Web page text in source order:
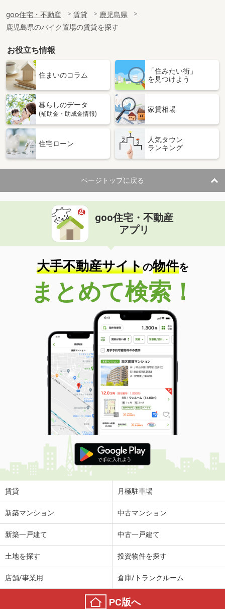
専有面積
32m²
間取り
1K
鹿児島県鹿児島市宇宿７丁目
価 格
6.30万円
鹿児島県鹿児島市宇宿７丁目
専有面積 58.86m²
間取り
鹿児島県霧島市隼人町松永２丁目
住 所
鹿児島県霧島市隼人町松永２丁目
専有面積 54.85m²
間取り
2LDK
鹿児島県霧島市国分広瀬４丁目
価 格
住 所
鹿児島県霧島市国分広瀬４丁目
専有面積 65m²
間取り
3LDK
鹿児島県鹿児島市光山１
価 格
5万円
鹿児島県鹿児島市光山１
46.49m²
間取り
2DK
鹿児島県薩摩川内市宮崎町
価 格
5.95万円
住 所
鹿児島県薩摩川内市宮崎町
専有面積 59.5m²
間取り
2LDK
鹿児島県鹿児島市東谷山２丁目
価 格
5.30万円
住 所
鹿児島県鹿児島市東谷山２丁目
専有面積
ワンルーム
鹿児島県鹿児島市東谷山１丁目
3.90万円
鹿児島県姶良市松原町１
goo住宅・不動産 賃貸
鹿児島県
鹿児島県のバイク置場の賃貸を探す
お役立ち情報
住まいのコラム
「住みたい街」
を見つけよう
暮らしのデータ
(補助金・助成金情報)
家賃相場
住宅ローン
人気タウン
ランキング
ページトップに戻る
goo住宅・不動産
アプリ
大手不動産サイトの物件を
まとめて検索！
賃貸 月極駐車場
新築マンション 中古マンション
新築一戸建て 中古一戸建て
土地を探す 投資物件を探す
店舗/事業用 倉庫/トランクルーム
PC版へ